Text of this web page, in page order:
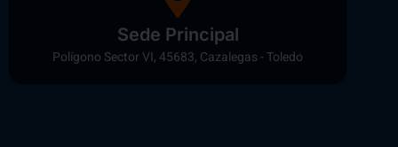
Sede Principal
Polígono Sector VI, 45683, Cazalegas - Toledo